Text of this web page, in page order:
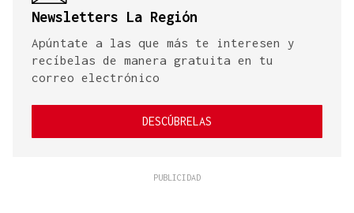
Newsletters La Región
Apúntate a las que más te interesen y
recíbelas de manera gratuita en tu
correo electrónico
DESCÚBRELAS